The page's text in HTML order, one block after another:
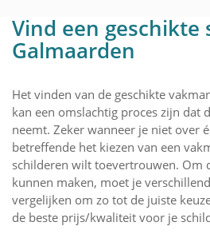
Vind een geschikte
Galmaarden
Het vinden van de geschikte
kan een omslachtig proces zijn dat
neemt. Zeker wanneer je niet over
betreffende het kiezen van een
schilderen wilt toevertrouwen. Om
kunnen maken, moet je
vergelijken om zo tot de juiste
de beste prijs/kwaliteit voor je